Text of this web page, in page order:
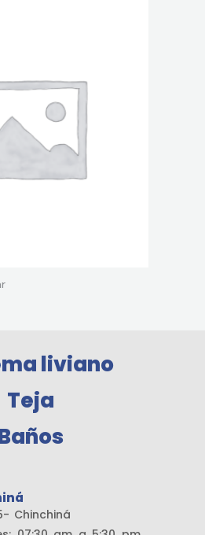
liviano
Teja
25- Chinchiná